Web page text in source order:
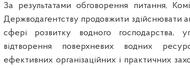
За результатами обговорення питання,
Держводагентству продовжити здійснювати
сфері розвитку водного господарства,
відтворення поверхневих водних
ефективних організаційних і практичних